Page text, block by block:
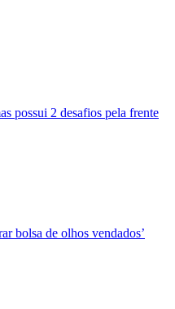
possui 2 desafios pela frente
bolsa de olhos vendados’